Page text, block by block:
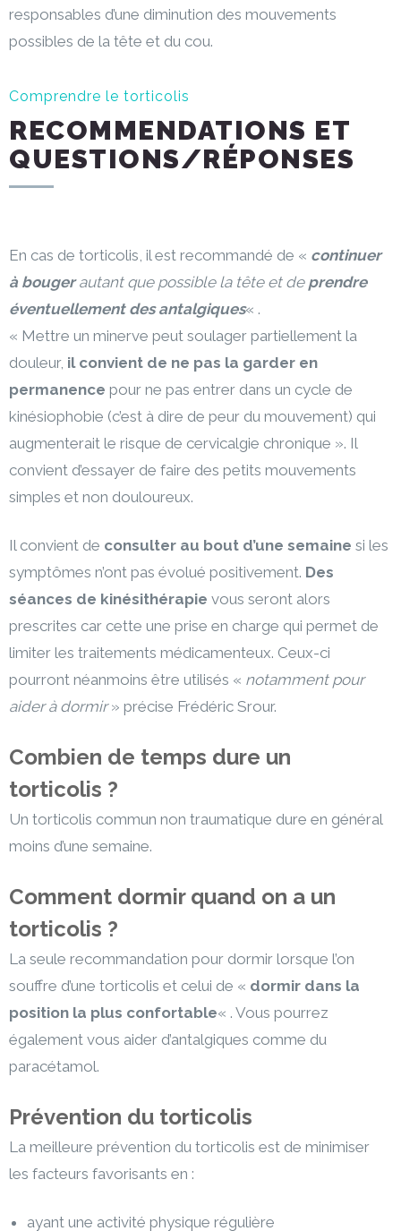
responsables d’une diminution des mouvements
possibles de la tête et du cou.
Comprendre le torticolis
RECOMMENDATIONS ET
QUESTIONS/RÉPONSES
En cas de torticolis, il est recommandé de « continuer
à bougerautant que possible la tête et de prendre
éventuellement des antalgiques« .
« Mettre un minerve peut soulager partiellement la
douleur, il convient de ne pas la garder en
permanence pour ne pas entrer dans un cycle de
kinésiophobie (c’est à dire de peur du mouvement) qui
augmenterait le risque de cervicalgie chronique ». Il
convient d’essayer de faire des petits mouvements
simples et non douloureux.
Il convient de consulter au bout d’une semaine si les
symptômes n’ont pas évolué positivement. Des
séances de kinésithérapie vous seront alors
prescrites car cette une prise en charge qui permet de
limiter les traitements médicamenteux. Ceux-ci
pourront néanmoins être utilisés « notamment pour
aider à dormir» précise Frédéric Srour.
Combien de temps dure un
torticolis ?
Un torticolis commun non traumatique dure en général
moins d’une semaine.
Comment dormir quand on a un
torticolis ?
La seule recommandation pour dormir lorsque l’on
souffre d’une torticolis et celui de « dormir dans la
position la plus confortable« . Vous pourrez
également vous aider d’antalgiques comme du
paracétamol.
Prévention du torticolis
La meilleure prévention du torticolis est de minimiser
les facteurs favorisants en :
ayant une activité physique régulière